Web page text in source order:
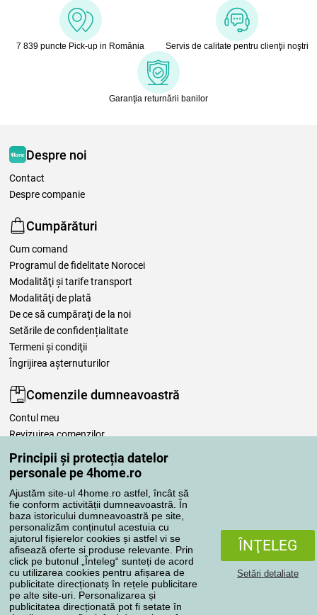
Principii și protecția datelor
personale pe 4home.ro
Ajustăm site-ul 4home.ro astfel, încât să
fie conform activității dumneavoastră. În
baza istoricului dumneavoastră pe site,
personalizăm conținutul acestuia cu
ajutorul fișierelor cookies și astfel vi se
afisează oferte si produse relevante. Prin
click pe butonul „Înteleg“ sunteți de acord
cu utilizarea cookies pentru afișarea de
publicitate direcționatș în rețele publicitare
pe alte site-uri. Personalizarea și
publicitatea direcționată pot fi setate în
ÎNŢELEG
Setări detaliate
7 839 puncte Pick-up in România Servis de calitate pentru clienţii noştri
Garanţia returnării banilor
Despre noi
Contact
Despre companie
Cumpărături
Cum comand
Programul de fidelitate Norocei
Modalităţi şi tarife transport
Modalităţi de plată
De ce să cumpăraţi de la noi
Setările de confidențialitate
Termeni şi condiţii
Îngrijirea așternuturilor
Comenzile dumneavoastră
Contul meu
Revizuirea comenzilor
Reclamaţii
Retragere de la contract
Regulile de procesare a recenziilor
Metode de transport
Metode de plată